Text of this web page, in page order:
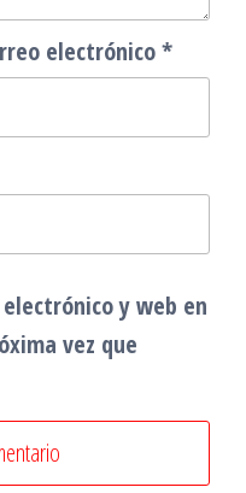
electrónico*
y web en
vez que